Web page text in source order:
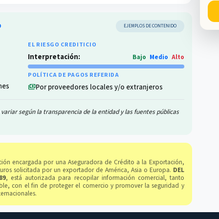
EJEMPLOS DE CONTENIDO
EL RIESGO CREDITICIO
Interpretación: Bajo Medio Alto
POLÍTICA DE PAGOS REFERIDA
paymentsPor proveedores locales y/o extranjeros
según la transparencia de la entidad y las fuentes públicas
encargada por una Aseguradora de Crédito a la Exportación,
solicitada por un exportador de América, Asia o Europa. DEL
, está autorizada para recopilar información comercial, tanto
con el fin de proteger el comercio y promover la seguridad y